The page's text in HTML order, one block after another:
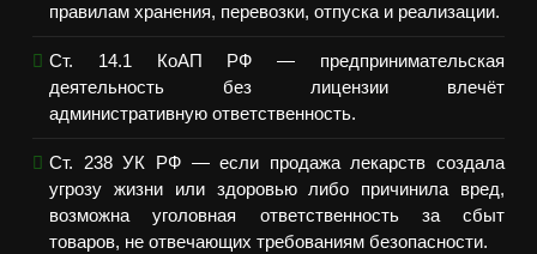
правилам хранения, перевозки, отпуска и реализации.
Ст. 14.1 КоАП РФ — предпринимательская
деятельность без лицензии влечёт
административную ответственность.
Ст. 238 УК РФ — если продажа лекарств создала
угрозу жизни или здоровью либо причинила вред,
возможна уголовная ответственность за сбыт
товаров, не отвечающих требованиям безопасности.